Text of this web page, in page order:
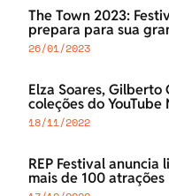
The Town 2023:
prepara para sua
26/01/2023
Elza Soares, Gilberto
coleções do YouTube
18/11/2022
REP Festival
mais de 100 atrações